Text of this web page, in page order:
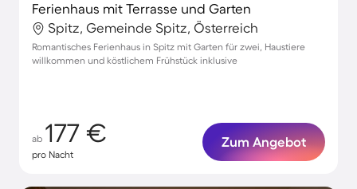
Ferienhaus mit Terrasse und Garten
Spitz, Gemeinde Spitz, Österreich
Romantisches Ferienhaus in Spitz mit Garten für zwei, Haustiere
willkommen und köstlichem Frühstück inklusive
ab 177 €
pro Nacht
Zum Angebot